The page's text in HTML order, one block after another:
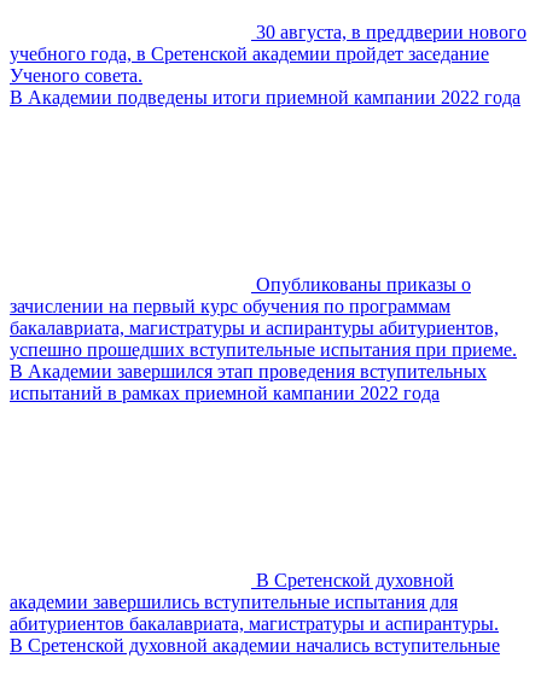
30 августа, в преддверии нового
учебного года, в Сретенской академии пройдет заседание
Ученого совета.
В Академии подведены итоги приемной кампании 2022 года
Опубликованы приказы о
зачислении на первый курс обучения по программам
бакалавриата, магистратуры и аспирантуры абитуриентов,
успешно прошедших вступительные испытания при приеме.
В Академии завершился этап проведения вступительных
испытаний в рамках приемной кампании 2022 года
В Сретенской духовной
академии завершились вступительные испытания для
абитуриентов бакалавриата, магистратуры и аспирантуры.
В Сретенской духовной академии начались вступительные